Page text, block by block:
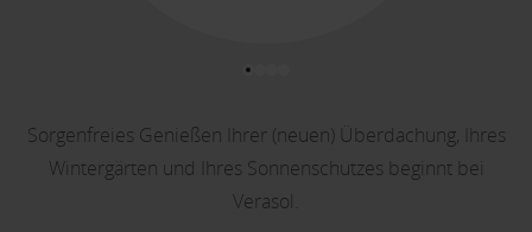
Sorgenfreies Genießen Ihrer (neuen) Überdachung, Ihres
Wintergärten und Ihres Sonnenschutzes beginnt bei
Verasol.